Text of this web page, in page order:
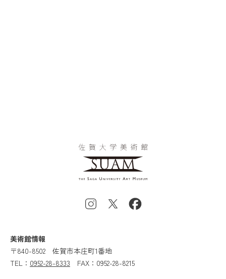
美術館情報
〒840-8502 佐賀市本庄町1番地
TEL： 0952-28-8333 FAX：0952-28-8215